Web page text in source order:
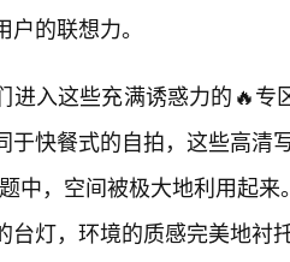
户的联想力。
进入这些充满诱惑力的🔥
于快餐式的自拍，这些高清
中，空间被极大地利用起
台灯，环境的质感完美地衬